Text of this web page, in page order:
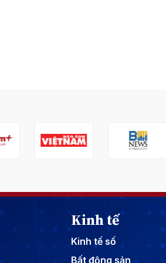
Kinh tế
Kinh tế số
Bất động sản